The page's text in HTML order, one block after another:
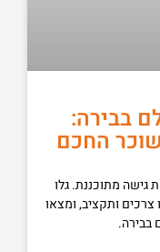
בבירה:
החכם
גישה מתוכננת. גלו
ותקציב, ומצאו
בבירה.